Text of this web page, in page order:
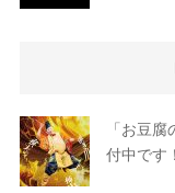
「お豆
付中です！